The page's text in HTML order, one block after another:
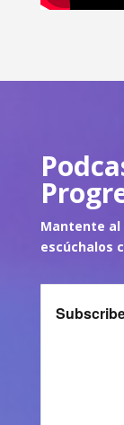
Mantente al
escúchalos